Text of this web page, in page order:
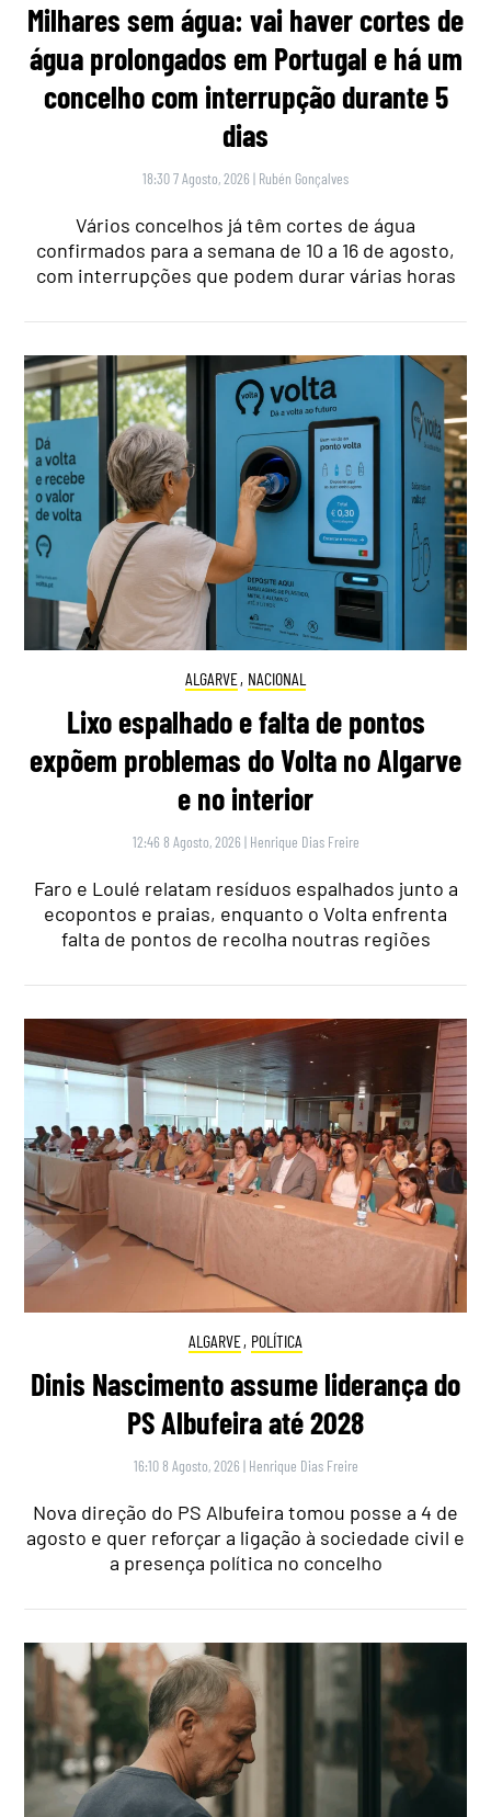
Milhares sem água: vai haver cortes de
água prolongados em Portugal e há um
concelho com interrupção durante 5
dias
18:30 7 Agosto, 2026 | Rubén Gonçalves
Vários concelhos já têm cortes de água
confirmados para a semana de 10 a 16 de agosto,
com interrupções que podem durar várias horas
ALGARVE, NACIONAL
Lixo espalhado e falta de pontos
expõem problemas do Volta no Algarve
e no interior
12:46 8 Agosto, 2026 | Henrique Dias Freire
Faro e Loulé relatam resíduos espalhados junto a
ecopontos e praias, enquanto o Volta enfrenta
falta de pontos de recolha noutras regiões
ALGARVE, POLÍTICA
Dinis Nascimento assume liderança do
PS Albufeira até 2028
16:10 8 Agosto, 2026 | Henrique Dias Freire
Nova direção do PS Albufeira tomou posse a 4 de
agosto e quer reforçar a ligação à sociedade civil e
a presença política no concelho